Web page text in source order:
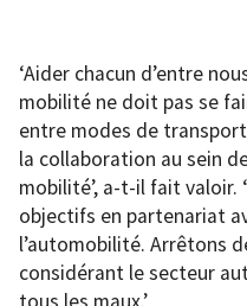
‘Aider chacun d’entre
mobilité ne doit pas se
entre modes de
la collaboration au sein
mobilité’, a-t-il fait valoir.
objectifs en partenariat
l’automobilité. Arrêtons
considérant le secteur